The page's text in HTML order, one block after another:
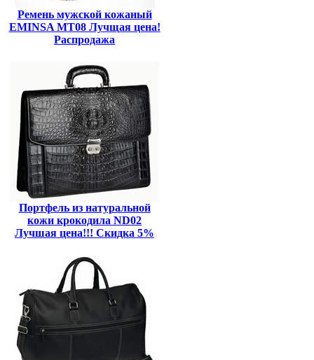
Ремень мужской кожаный
EMINSA MT08 Лучщая цена!
Распродажа
Портфель из натуральной
кожи крокодила ND02
Лучшая цена!!! Скидка 5%